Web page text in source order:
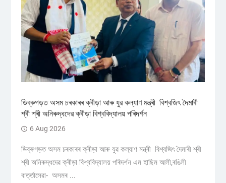
ডিব্ৰুগড়ত অসম চৰকাৰৰ ক্ৰীড়া আৰু যুৱ কল্যাণ মন্ত্ৰী বিশ্বজিৎ দৈমাৰী
শ্ৰী শ্ৰী অনিৰুদ্ধদেৱ ক্ৰীড়া বিশ্ববিদ্যালয় পৰিদৰ্শন
6 Aug 2026
ডিব্ৰুগড়ত অসম চৰকাৰৰ ক্ৰীড়া আৰু যুৱ কল্যাণ মন্ত্ৰী বিশ্বজিৎ দৈমাৰী শ্ৰী
শ্ৰী অনিৰুদ্ধদেৱ ক্ৰীড়া বিশ্ববিদ্যালয় পৰিদৰ্শন এম হাছিম আলী,ৰঙিলী
বাৰ্ত্তাসেৱা- অসমৰ ...